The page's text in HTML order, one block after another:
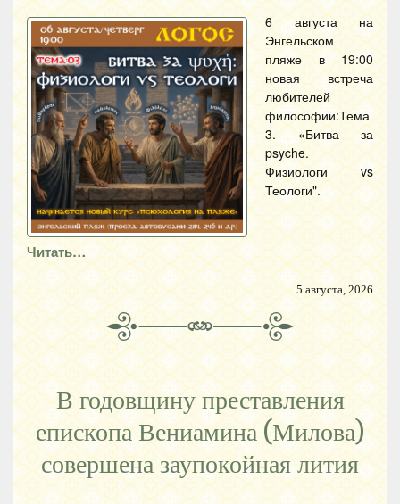
6 августа на
Энгельском
пляже в 19:00
новая встреча
любителей
философии:Тема
3. «Битва за
psyche.
Физиологи vs
Теологи".
Читать…
5 августа, 2026
В годовщину преставления
епископа Вениамина (Милова)
совершена заупокойная лития